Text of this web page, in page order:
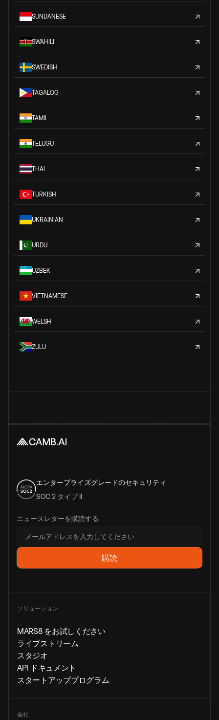
SUNDANESE
SWAHILI
SWEDISH
TAGALOG
TAMIL
TELUGU
THAI
TURKISH
UKRAINIAN
URDU
UZBEK
VIETNAMESE
WELSH
ZULU
エンタープライズグレードのセキュリティ
SOC 2 タイプ II
ニュースレターを購読する
ソリューション
MARS8 をお試しください
ライブストリーム
スタジオ
API ドキュメント
スタートアッププログラム
会社